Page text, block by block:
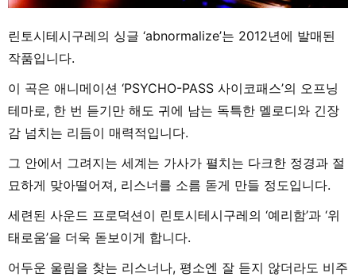
린토시테시구레의 싱글 ‘abnormalize’는 2012년에 발매된
작품입니다.
이 곡은 애니메이션 ‘PSYCHO-PASS 사이코패스’의 오프닝
테마로, 한 번 듣기만 해도 귀에 남는 독특한 멜로디와 긴장
감 넘치는 리듬이 매력적입니다.
그 안에서 그려지는 세계는 가사가 펼치는 다크한 정경과 절
묘하게 맞아떨어져, 리스너를 소름 돋게 만들 정도입니다.
세련된 사운드 프로덕션이 린토시테시구레의 ‘예리함’과 ‘위
태로움’을 더욱 돋보이게 합니다.
어두운 울림을 찾는 리스너나, 평소엔 잘 듣지 않더라도 비주